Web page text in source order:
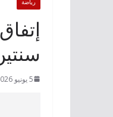
5 يونيو 2026